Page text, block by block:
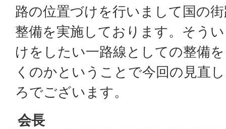
路の位置づけを行いまして国の
整備を実施しております。そう
けをしたい一路線としての整備
くのかということで今回の見直
ろでございます。
会長